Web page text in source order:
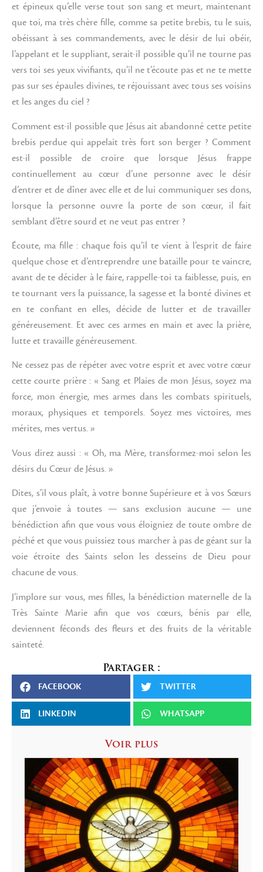
et épineux qu’elle verse tout son sang et meurt, maintenant
que toi, ma très chère fille, comme sa petite brebis, tu le suis,
obéissant à ses commandements, avec le désir de lui obéir,
l’appelant et le suppliant, serait-il possible qu’il ne tourne pas
vers toi ses yeux vivifiants, qu’il ne t’écoute pas et ne te mette
pas sur ses épaules divines, te réjouissant avec tous ses voisins
et les anges du ciel ?
Comment est-il possible que Jésus ait abandonné cette petite
brebis perdue qui appelait très fort son berger ? Comment
est-il possible de croire que lorsque Jésus frappe
continuellement au cœur d’une personne avec le désir
d’entrer et de dîner avec elle et de lui communiquer ses dons,
lorsque la personne ouvre la porte de son cœur, il fait
semblant d’être sourd et ne veut pas entrer ?
Écoute, ma fille : chaque fois qu’il te vient à l’esprit de faire
quelque chose et d’entreprendre une bataille pour te vaincre,
avant de te décider à le faire, rappelle-toi ta faiblesse, puis, en
te tournant vers la puissance, la sagesse et la bonté divines et
en te confiant en elles, décide de lutter et de travailler
généreusement. Et avec ces armes en main et avec la prière,
lutte et travaille généreusement.
Ne cessez pas de répéter avec votre esprit et avec votre cœur
cette courte prière : « Sang et Plaies de mon Jésus, soyez ma
force, mon énergie, mes armes dans les combats spirituels,
moraux, physiques et temporels. Soyez mes victoires, mes
mérites, mes vertus. »
Vous direz aussi : « Oh, ma Mère, transformez-moi selon les
désirs du Cœur de Jésus. »
Dites, s’il vous plaît, à votre bonne Supérieure et à vos Sœurs
que j’envoie à toutes — sans exclusion aucune — une
bénédiction afin que vous vous éloigniez de toute ombre de
péché et que vous puissiez tous marcher à pas de géant sur la
voie étroite des Saints selon les desseins de Dieu pour
chacune de vous.
J’implore sur vous, mes filles, la bénédiction maternelle de la
Très Sainte Marie afin que vos cœurs, bénis par elle,
deviennent féconds des fleurs et des fruits de la véritable
sainteté.
Partager :
FACEBOOK TWITTER
LINKEDIN WHATSAPP
Voir plus